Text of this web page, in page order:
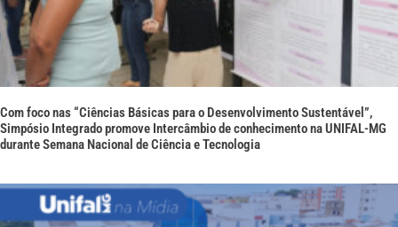
Com foco nas “Ciências Básicas para o Desenvolvimento Sustentável”,
Simpósio Integrado promove Intercâmbio de conhecimento na UNIFAL-MG
durante Semana Nacional de Ciência e Tecnologia